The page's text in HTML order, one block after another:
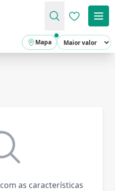
Favoritos
Mapa
com as características